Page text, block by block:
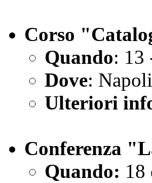
Corso
Quando: 13
Dove:
Ulteriori
Conferenza
Quando: 18